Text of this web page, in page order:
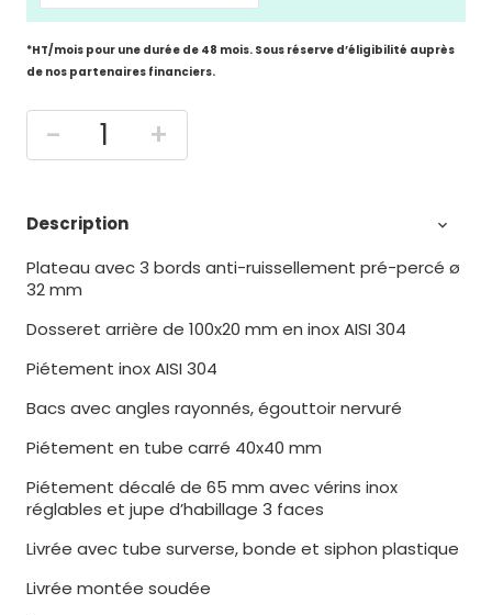
*HT/mois pour une durée de 48 mois. Sous réserve d’éligibilité auprès
de nos partenaires financiers.
- +
Description 
Plateau avec 3 bords anti-ruissellement pré-percé ø
32 mm
Dosseret arrière de 100x20 mm en inox AISI 304
Piétement inox AISI 304
Bacs avec angles rayonnés, égouttoir nervuré
Piétement en tube carré 40x40 mm
Piétement décalé de 65 mm avec vérins inox
réglables et jupe d’habillage 3 faces
Livrée avec tube surverse, bonde et siphon plastique
Livrée montée soudée